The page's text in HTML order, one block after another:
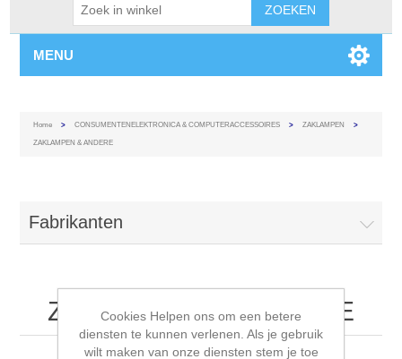
MENU
Home > CONSUMENTENELEKTRONICA & COMPUTERACCESSOIRES > ZAKLAMPEN >
ZAKLAMPEN & ANDERE
Fabrikanten
ZAKLAMPEN & ANDERE
Cookies Helpen ons om een betere
diensten te kunnen verlenen. Als je gebruik
wilt maken van onze diensten stem je toe